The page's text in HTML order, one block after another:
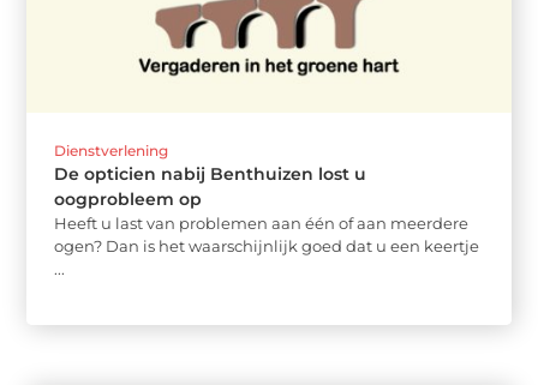
Dienstverlening
De opticien nabij Benthuizen lost u
oogprobleem op
Heeft u last van problemen aan één of aan meerdere
ogen? Dan is het waarschijnlijk goed dat u een keertje
...